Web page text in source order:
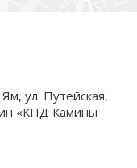
ул. Путейская,
«КПД Камины